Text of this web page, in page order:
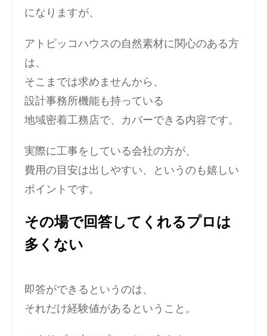
になりますが、
アトピッコハウスの自然素材に関心のある方
は、
そこまでは求めませんから、
設計事務所機能も持っている
地域密着工務店で、カバーできる内容です。
実際に工事をしている会社の方が、
費用の目安は出しやすい、というのも嬉しい
ポイントです。
その場で回答してくれるプロは
多くない
即答ができるというのは、
それだけ経験値があるということ。